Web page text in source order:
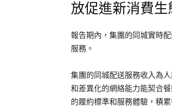
放促進新消費生
報告期內，集團的同城實時
服務。
集團的同城配送服務收入為
和差異化的網絡能力能契合
的履約標準和服務體驗，積